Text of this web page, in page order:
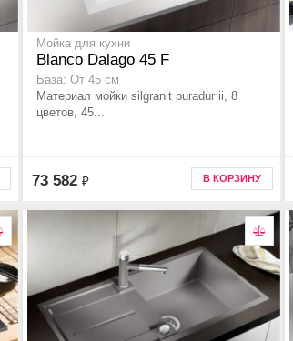
Мойка для кухни
Blanco Dalago 45 F
База: От 45 см
Материал мойки silgranit puradur ii, 8
цветов, 45...
73 582 ₽ В КОРЗИНУ